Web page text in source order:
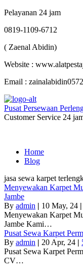
Pelayanan 24 jam
0819-1109-6712
( Zaenal Abidin)
Website :
Email :
Pusat Persewaan
Customer Service 24
Home
Blog
jasa sewa karpet
Menyewakan Karpet
Jambe
By admin | 10 May, 24 |
Menyewakan Karpet
Jambe Kami…
Pusat Sewa Karpet
By admin | 20 Apr, 24 |
Pusat Sewa Karpet
CV…